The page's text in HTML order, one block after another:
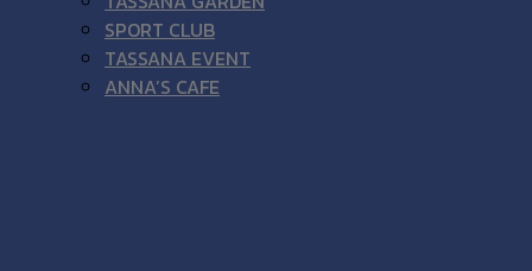
SPORT CLUB
TASSANA EVENT
ANNA’S CAFE